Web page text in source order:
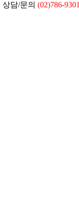
상담/문의 (02)786-9301